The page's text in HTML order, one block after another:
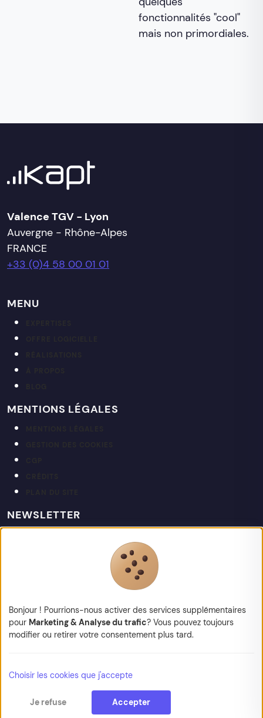
fonctionnalités "cool"
mais non primordiales.
Valence TGV - Lyon
Auvergne - Rhône-Alpes
FRANCE
+33 (0)4 58 00 01 01
MENU
MENTIONS LÉGALES
NEWSLETTER
© 2026 Kapt — Tous droits réservés
Bonjour ! Pourrions-nous activer des services supplémentaires
pour Marketing & Analyse du trafic? Vous pouvez toujours
modifier ou retirer votre consentement plus tard.
Choisir les cookies que j'accepte
Je refuse Accepter